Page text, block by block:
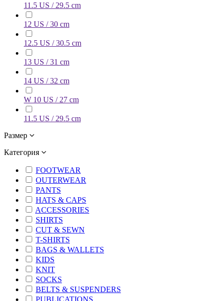
11.5 US / 29.5 cm
12 US / 30 cm
12.5 US / 30.5 cm
13 US / 31 cm
14 US / 32 cm
W 10 US / 27 cm
11.5 US / 29.5 cm
Размер
Категория
FOOTWEAR
OUTERWEAR
PANTS
HATS & CAPS
ACCESSORIES
SHIRTS
CUT & SEWN
T-SHIRTS
BAGS & WALLETS
KIDS
KNIT
SOCKS
BELTS & SUSPENDERS
PUBLICATIONS